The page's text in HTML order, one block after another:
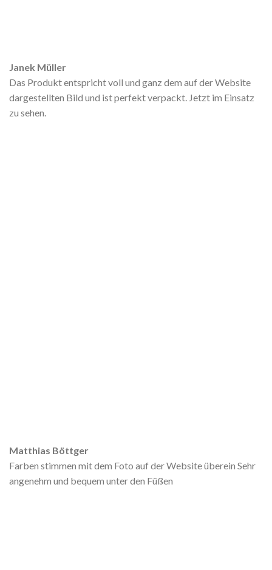
Janek Müller
Das Produkt entspricht voll und ganz dem auf der Website
dargestellten Bild und ist perfekt verpackt. Jetzt im Einsatz
zu sehen.
Matthias Böttger
Farben stimmen mit dem Foto auf der Website überein Sehr
angenehm und bequem unter den Füßen